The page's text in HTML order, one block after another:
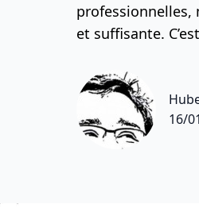
et suffisante.
16/